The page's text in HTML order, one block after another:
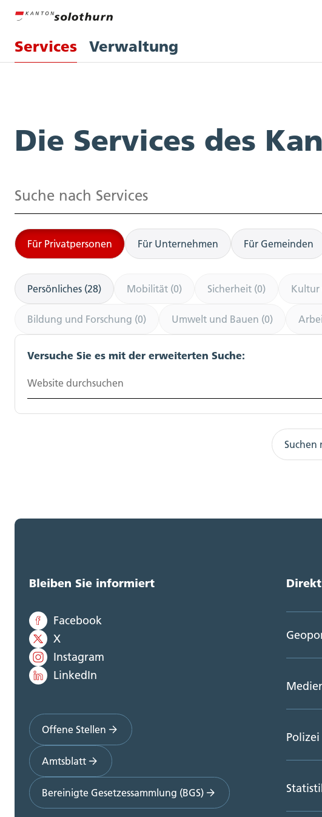
Services Verwaltung
Die Services des
Suchen
Für Privatpersonen Für Unternehmen Für Gemeinden
Persönliches (28) Mobilität (0) Sicherheit (0) Kultur
Bildung und Forschung (0) Umwelt und Bauen (0)
Versuche Sie es mit der erweiterten Suche:
Website durchsuchen
Suchen
Bleiben Sie informiert
Facebook
X
Instagram
LinkedIn
Offene Stellen
Amtsblatt
Bereinigte Gesetzessammlung (BGS)
Polizei